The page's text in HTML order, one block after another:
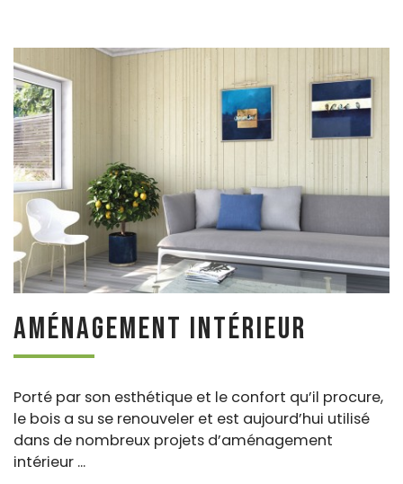
Aménagement intérieur
Porté par son esthétique et le confort qu’il procure,
le bois a su se renouveler et est aujourd’hui utilisé
dans de nombreux projets d’aménagement
intérieur ...